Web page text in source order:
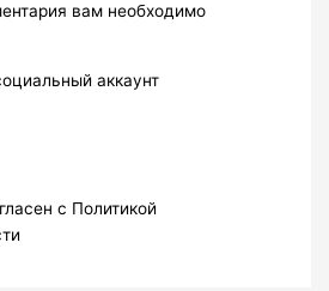
вам необходимо
аккаунт
с Политикой